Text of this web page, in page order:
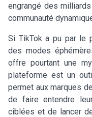
engrangé des
communauté
Si TikTok a pu par le
des modes
offre pourtant une
plateforme est un
permet aux marques
de faire entendre
ciblées et de lancer